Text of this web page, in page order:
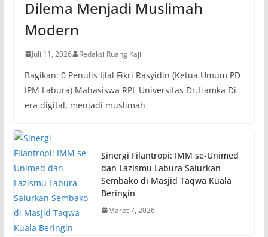
Dilema Menjadi Muslimah
Modern
Juli 11, 2026 Redaksi Ruang Kaji
Bagikan: 0 Penulis Ijlal Fikri Rasyidin (Ketua Umum PD
IPM Labura) Mahasiswa RPL Universitas Dr.Hamka Di
era digital, menjadi muslimah
Sinergi Filantropi: IMM se-Unimed
dan Lazismu Labura Salurkan
Sembako di Masjid Taqwa Kuala
Beringin
Maret 7, 2026